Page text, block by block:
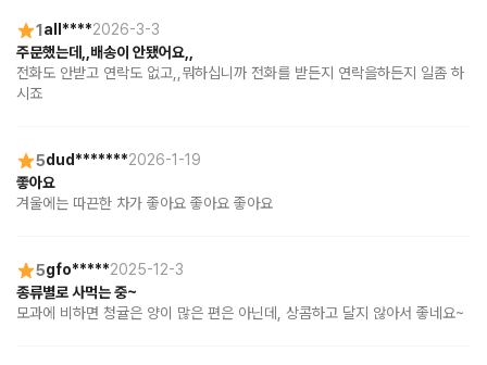
1all****2026-3-3
주문했는데,,배송이 안됐어요,,
전화도 안받고 연락도 없고,,뭐하십니까 전화를 받든지 연락을하든지 일좀 하
시죠
5dud*******2026-1-19
좋아요
겨울에는 따끈한 차가 좋아요 좋아요 좋아요
5gfo*****2025-12-3
종류별로 사먹는 중~
모과에 비하면 청귤은 양이 많은 편은 아닌데, 상콤하고 달지 않아서 좋네요~